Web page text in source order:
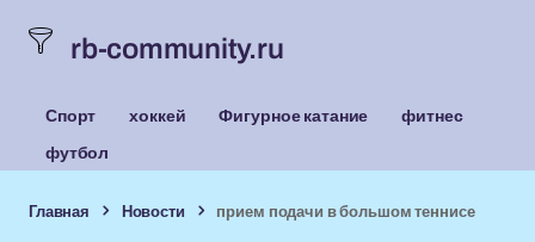
rb-community.ru
Спорт хоккей Фигурное катание
фитнес
футбол
Главная Новости прием подачи в большом теннисе